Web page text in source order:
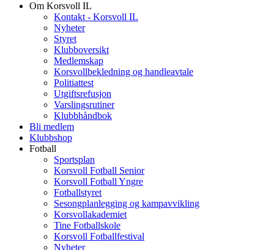
Om Korsvoll IL
Kontakt - Korsvoll IL
Nyheter
Styret
Klubboversikt
Medlemskap
Korsvollbekledning og handleavtale
Politiattest
Utgiftsrefusjon
Varslingsrutiner
Klubbhåndbok
Bli medlem
Klubbshop
Fotball
Sportsplan
Korsvoll Fotball Senior
Korsvoll Fotball Yngre
Fotballstyret
Sesongplanlegging og kampavvikling
Korsvollakademiet
Tine Fotballskole
Korsvoll Fotballfestival
Nyheter